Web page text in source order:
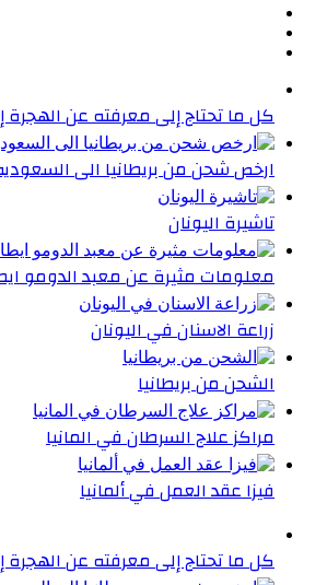
كل ما تحتاج إلى معرفته عن الهجرة
ارخص شحن من بريطانيا الى
تاشيرة اليونان
معلومات مثيرة عن معبد الدومو
زراعة الاسنان في اليونان
الشحن من بريطانيا
مراكز علاج السرطان في المانيا
فيزا عقد العمل في ألمانيا
كل ما تحتاج إلى معرفته عن الهجرة